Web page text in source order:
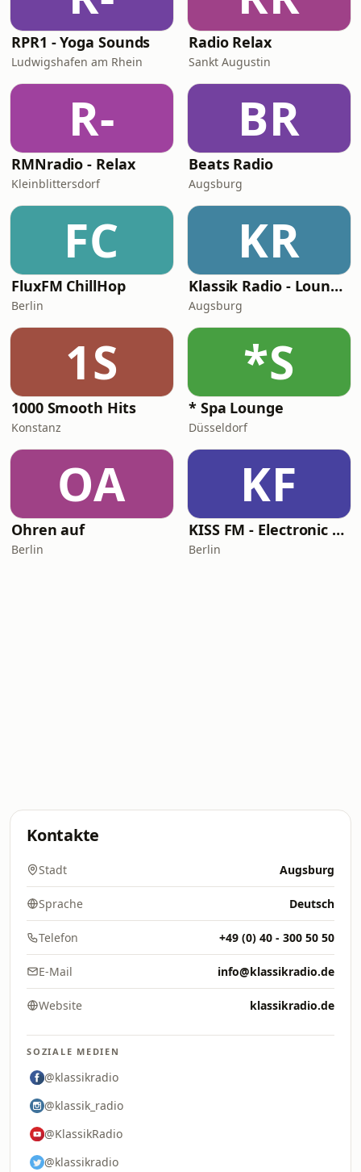
RPR1 - Yoga Sounds
Ludwigshafen am Rhein
Radio Relax
Sankt Augustin
R-
RMNradio - Relax
Kleinblittersdorf
BR
Beats Radio
Augsburg
FC
FluxFM ChillHop
Berlin
KR
Klassik Radio - Lounge Beat
Augsburg
1S
1000 Smooth Hits
Konstanz
*S
* Spa Lounge
Düsseldorf
OA
Ohren auf
Berlin
KF
KISS FM - Electronic Lounge
Berlin
Kontakte
Stadt Augsburg
Sprache Deutsch
Telefon +49 (0) 40 - 300 50 50
E-Mail info@klassikradio.de
Website klassikradio.de
SOZIALE MEDIEN
@klassikradio
@klassik_radio
@KlassikRadio
@klassikradio